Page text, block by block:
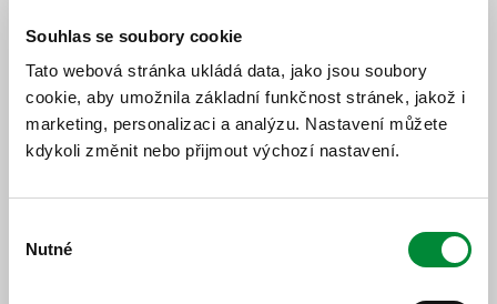
Souhlas se soubory cookie
Tato webová stránka ukládá data, jako jsou soubory
cookie, aby umožnila základní funkčnost stránek, jakož i
marketing, personalizaci a analýzu. Nastavení můžete
kdykoli změnit nebo přijmout výchozí nastavení.
souhlasu
Nutné
„Náměstí Republiky“ – zastávka na východní straně
náměstí Republiky naproti Dřevěné ulici.
„ZOO“ – zastávka před hlavním vstupem do areálu.
Rozsah provozu ve dnech volna od 10 hodin do 18:30.
Odjezdy od ZOO v 10:30, 11:30, 12:30, 13:30, 14:30,